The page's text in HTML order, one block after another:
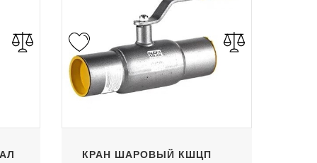
КРАН ШАРОВЫЙ КШЦП